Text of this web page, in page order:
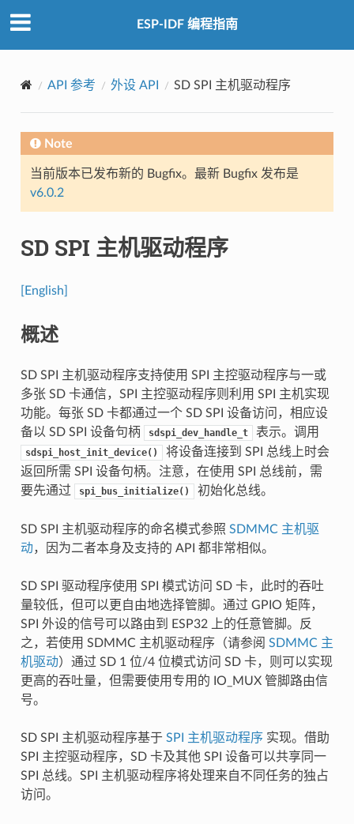
ESP-IDF 编程指南
API 参考 外设 API SD SPI 主机驱动程序
Note
当前版本已发布新的 Bugfix。最新 Bugfix 发布是
v6.0.2
SD SPI 主机驱动程序
[English]
概述
SD SPI 主机驱动程序支持使用 SPI 主控驱动程序与一或
多张 SD 卡通信，SPI 主控驱动程序则利用 SPI 主机实现
功能。每张 SD 卡都通过一个 SD SPI 设备访问，相应设
备以 SD SPI 设备句柄
sdspi_dev_handle_t 表示。调用
sdspi_host_init_device()
将设备连接到 SPI 总线上时会
返回所需 SPI 设备句柄。注意，在使用 SPI 总线前，需
要先通过
spi_bus_initialize() 初始化总线。
SD SPI 主机驱动程序的命名模式参照 SDMMC 主机驱
动，因为二者本身及支持的 API 都非常相似。
SD SPI 驱动程序使用 SPI 模式访问 SD 卡，此时的吞吐
量较低，但可以更自由地选择管脚。通过 GPIO 矩阵，
SPI 外设的信号可以路由到 ESP32 上的任意管脚。反
之，若使用 SDMMC 主机驱动程序（请参阅 SDMMC 主
机驱动）通过 SD 1 位/4 位模式访问 SD 卡，则可以实现
更高的吞吐量，但需要使用专用的 IO_MUX 管脚路由信
号。
SD SPI 主机驱动程序基于 SPI 主机驱动程序 实现。借助
SPI 主控驱动程序，SD 卡及其他 SPI 设备可以共享同一
SPI 总线。SPI 主机驱动程序将处理来自不同任务的独占
访问。